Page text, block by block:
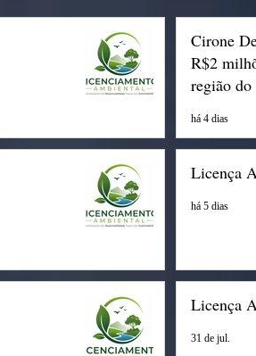
Cirone
R$2
região do
há 4 dias
Licença
há 5 dias
Licença
31 de jul.